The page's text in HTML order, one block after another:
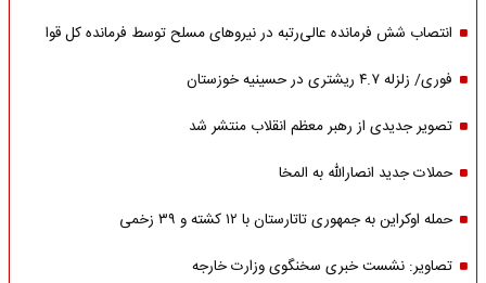
انتصاب شش فرمانده عالی‌رتبه در نیروهای مسلح توسط فرمانده کل قوا
فوری/ زلزله ۴.۷ ریشتری در حسینیه خوزستان
تصویر جدیدی از رهبر معظم انقلاب منتشر شد
حملات جدید انصارالله به المخا
حمله اوکراین به جمهوری تاتارستان با ۱۲ کشته و ۳۹ زخمی
تصاویر: نشست خبری سخنگوی وزارت خارجه